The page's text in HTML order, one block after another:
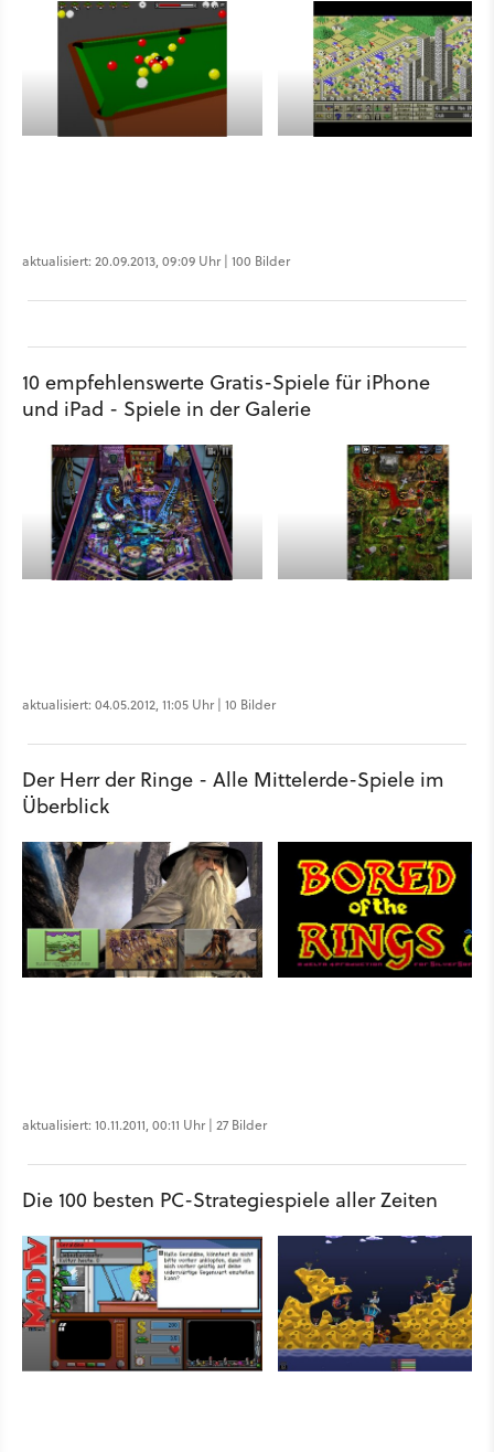
aktualisiert: 20.09.2013, 09:09 Uhr | 100 Bilder
10 empfehlenswerte Gratis-Spiele für iPhone
und iPad - Spiele in der Galerie
aktualisiert: 04.05.2012, 11:05 Uhr | 10 Bilder
Der Herr der Ringe - Alle Mittelerde-Spiele im
Überblick
aktualisiert: 10.11.2011, 00:11 Uhr | 27 Bilder
Die 100 besten PC-Strategiespiele aller Zeiten